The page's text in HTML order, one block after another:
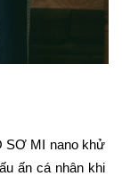
SƠ MI nano khử
ấn cá nhân khi